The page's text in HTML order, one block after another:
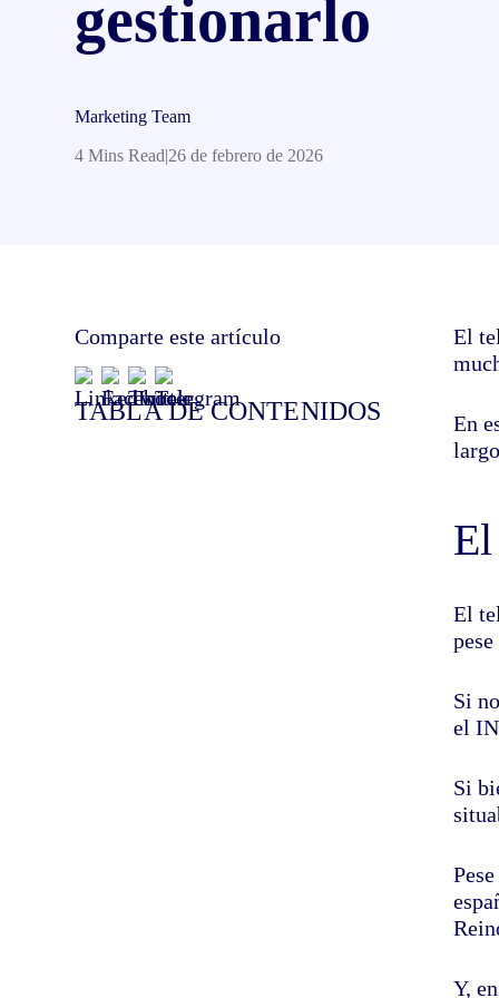
gestionarlo
Marketing Team
4 Mins Read|26 de febrero de 2026
Comparte este artículo
TABLA DE CONTENIDOS
El
En
El
Si
el
Si
Y,